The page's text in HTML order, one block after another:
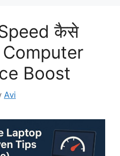
कैसे
Computer
Boost
Avi